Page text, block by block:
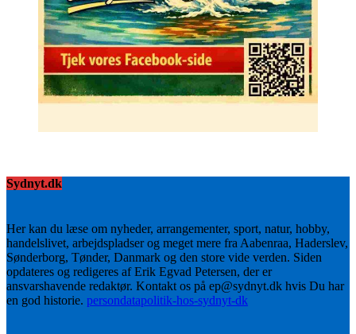
Sydnyt.dk
Her kan du læse om nyheder, arrangementer, sport, natur, hobby,
handelslivet, arbejdspladser og meget mere fra Aabenraa, Haderslev,
Sønderborg, Tønder, Danmark og den store vide verden. Siden
opdateres og redigeres af Erik Egvad Petersen, der er
ansvarshavende redaktør. Kontakt os på ep@sydnyt.dk hvis Du har
en god historie. persondatapolitik-hos-sydnyt-dk